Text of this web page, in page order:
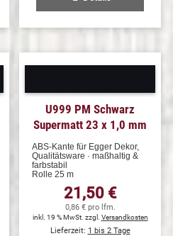
U999 PM Schwarz
Supermatt 23 x 1,0 mm
ABS-Kante für Egger Dekor,
Qualitätsware · maßhaltig &
farbstabil
Rolle 25 m
21,50 €
0,86 € pro lfm.
inkl. 19 % MwSt. zzgl. Versandkosten
Lieferzeit: 1 bis 2 Tage